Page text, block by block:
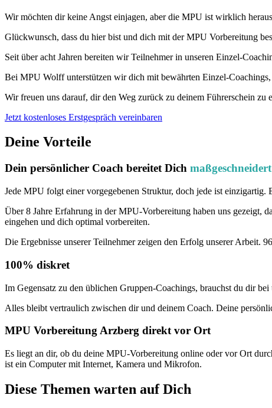
Wir möchten dir keine Angst einjagen, aber die MPU ist wirklich
Glückwunsch, dass du hier bist und dich mit der MPU Vorbereitung
Seit über acht Jahren bereiten wir Teilnehmer in unseren Einzel-
Bei MPU Wolff unterstützen wir dich mit bewährten Einzel-
Wir freuen uns darauf, dir den Weg zurück zu deinem Führerschein zu
Jetzt kostenloses Erstgespräch vereinbaren
Deine Vorteile
Dein persönlicher Coach bereitet Dich maßgeschneidert
Jede MPU folgt einer vorgegebenen Struktur, doch jede ist
Über 8 Jahre Erfahrung in der MPU-Vorbereitung haben uns gezeigt,
eingehen und dich optimal vorbereiten.
Die Ergebnisse unserer Teilnehmer zeigen den Erfolg unserer Arbeit.
100% diskret
Im Gegensatz zu den üblichen Gruppen-Coachings, brauchst du dir
Alles bleibt vertraulich zwischen dir und deinem Coach. Deine
MPU Vorbereitung Arzberg direkt vor Ort
Es liegt an dir, ob du deine MPU-Vorbereitung online oder vor Ort
ist ein Computer mit Internet, Kamera und Mikrofon.
Diese Themen warten auf Dich